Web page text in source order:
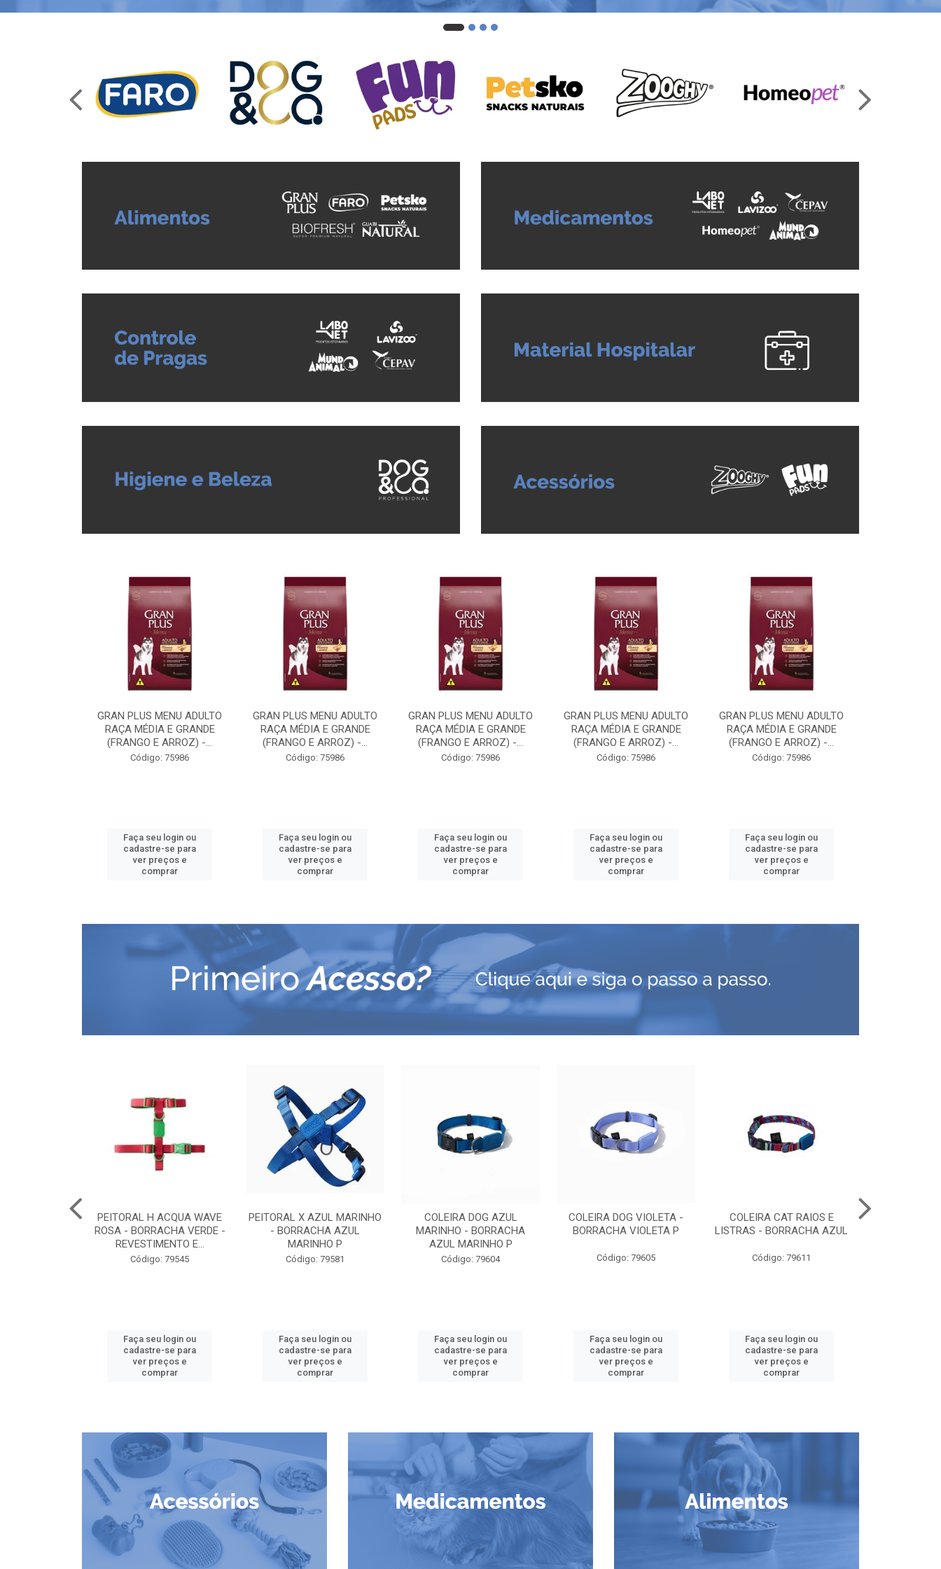
GRAN PLUS MENU ADULTO
RAÇA MÉDIA E GRANDE
(FRANGO E ARROZ) -...
Código: 75986
Faça seu login ou
cadastre-se para
ver preços e
comprar
GRAN PLUS MENU ADULTO
RAÇA MÉDIA E GRANDE
(FRANGO E ARROZ) -...
Código: 75986
Faça seu login ou
cadastre-se para
ver preços e
comprar
GRAN PLUS MENU ADULTO
RAÇA MÉDIA E GRANDE
(FRANGO E ARROZ) -...
Código: 75986
Faça seu login ou
cadastre-se para
ver preços e
comprar
GRAN PLUS MENU ADULTO
RAÇA MÉDIA E GRANDE
(FRANGO E ARROZ) -...
Código: 75986
Faça seu login ou
cadastre-se para
ver preços e
comprar
GRAN PLUS MENU ADULTO
RAÇA MÉDIA E GRANDE
(FRANGO E ARROZ) -...
Código: 75986
Faça seu login ou
cadastre-se para
ver preços e
comprar
PEITORAL H ACQUA WAVE
ROSA - BORRACHA VERDE -
REVESTIMENTO E...
Código: 79545
Faça seu login ou
cadastre-se para
ver preços e
comprar
PEITORAL X AZUL MARINHO
- BORRACHA AZUL
MARINHO P
Código: 79581
Faça seu login ou
cadastre-se para
ver preços e
comprar
COLEIRA DOG AZUL
MARINHO - BORRACHA
AZUL MARINHO P
Código: 79604
Faça seu login ou
cadastre-se para
ver preços e
comprar
COLEIRA DOG VIOLETA -
BORRACHA VIOLETA P
Código: 79605
Faça seu login ou
cadastre-se para
ver preços e
comprar
COLEIRA CAT RAIOS E
LISTRAS - BORRACHA AZUL
Código: 79611
Faça seu login ou
cadastre-se para
ver preços e
comprar